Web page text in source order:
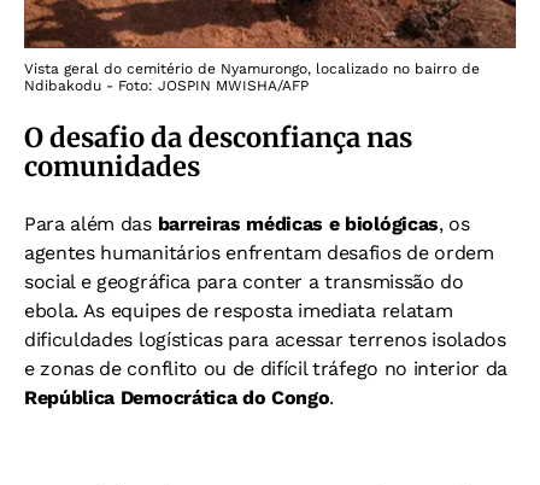
Vista geral do cemitério de Nyamurongo, localizado no bairro de
Ndibakodu - Foto: JOSPIN MWISHA/AFP
O desafio da desconfiança nas
comunidades
Para além das barreiras médicas e biológicas, os
agentes humanitários enfrentam desafios de ordem
social e geográfica para conter a transmissão do
ebola. As equipes de resposta imediata relatam
dificuldades logísticas para acessar terrenos isolados
e zonas de conflito ou de difícil tráfego no interior da
República Democrática do Congo.